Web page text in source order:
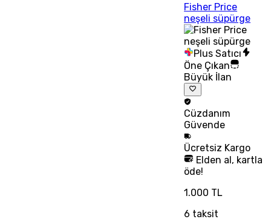
Fisher Price
neşeli süpürge
Plus Satıcı
Öne Çıkan
Büyük İlan
Cüzdanım
Güvende
Ücretsiz Kargo
Elden al, kartla
öde!
1.000 TL
6 taksit